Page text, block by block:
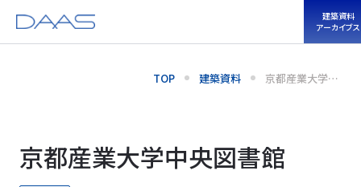
建築資料
アーカイブス
TOP 建築資料 京都産業大学中
央図書館
京都産業大学中央図書館